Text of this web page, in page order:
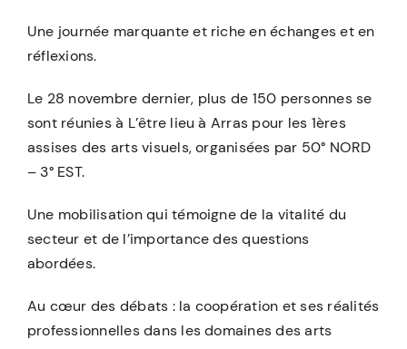
Une journée marquante et riche en échanges et en
réflexions.
Le 28 novembre dernier, plus de 150 personnes se
sont réunies à L’être lieu à Arras pour les 1ères
assises des arts visuels, organisées par 50° NORD
– 3° EST.
Une mobilisation qui témoigne de la vitalité du
secteur et de l’importance des questions
abordées.
Au cœur des débats : la coopération et ses réalités
professionnelles dans les domaines des arts